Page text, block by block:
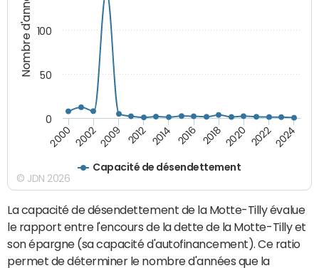
Nombre d'années
Capacité de désendettement
2000 20022009 2012 2014 2016 2018 2020 20222024
0
50
100
© JDN 2026
La capacité de désendettement de la Motte-Tilly évalue
le rapport entre l'encours de la dette de la Motte-Tilly et
son épargne (sa capacité d'autofinancement). Ce ratio
permet de déterminer le nombre d'années que la